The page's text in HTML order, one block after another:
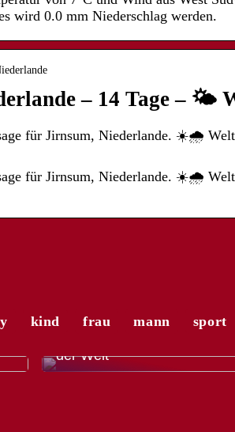
wird 0.0 mm Niederschlag werden.
– 14 Tage – 🌤️
für Jirnsum, Niederlande. ☀️🌧️
für Jirnsum, Niederlande. ☀️🌧️
kind frau mann sport
der Welt